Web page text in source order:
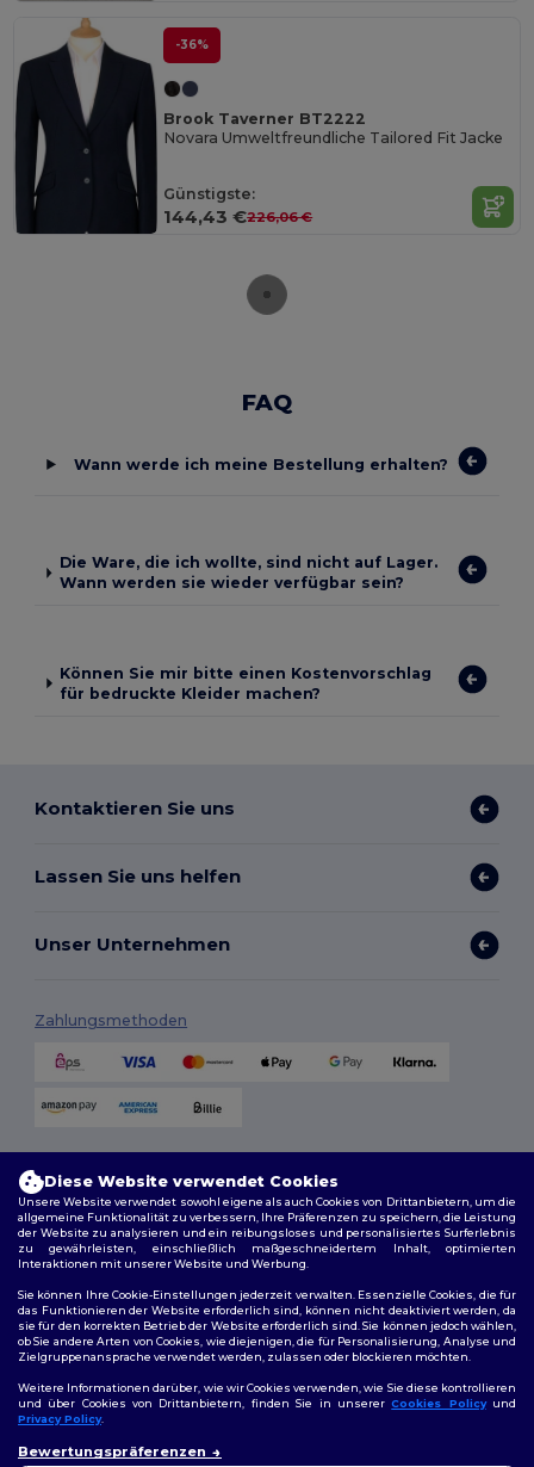
-36%
Brook Taverner BT2222
Novara Umweltfreundliche Tailored Fit Jacke
Günstigste:
144,43 €226,06 €
FAQ
Wann werde ich meine Bestellung erhalten?
Die Ware, die ich wollte, sind nicht auf Lager.
Wann werden sie wieder verfügbar sein?
Können Sie mir bitte einen Kostenvorschlag
für bedruckte Kleider machen?
Kontaktieren Sie uns
Lassen Sie uns helfen
Unser Unternehmen
Zahlungsmethoden
Allgemeine Geschäftsbedingungen
Folge uns
Diese Website verwendet Cookies
Unsere Website verwendet sowohl eigene als auch Cookies von Drittanbietern, um die
allgemeine Funktionalität zu verbessern, Ihre Präferenzen zu speichern, die Leistung
der Website zu analysieren und ein reibungsloses und personalisiertes Surferlebnis
zu gewährleisten, einschließlich maßgeschneidertem Inhalt, optimierten
Interaktionen mit unserer Website und Werbung.
Sie können Ihre Cookie-Einstellungen jederzeit verwalten. Essenzielle Cookies, die für
das Funktionieren der Website erforderlich sind, können nicht deaktiviert werden, da
sie für den korrekten Betrieb der Website erforderlich sind. Sie können jedoch wählen,
ob Sie andere Arten von Cookies, wie diejenigen, die für Personalisierung, Analyse und
Zielgruppenansprache verwendet werden, zulassen oder blockieren möchten.
Weitere Informationen darüber, wie wir Cookies verwenden, wie Sie diese kontrollieren
und über Cookies von Drittanbietern, finden Sie in unsererCookies Policyund
Privacy Policy.
Bewertungspräferenzen